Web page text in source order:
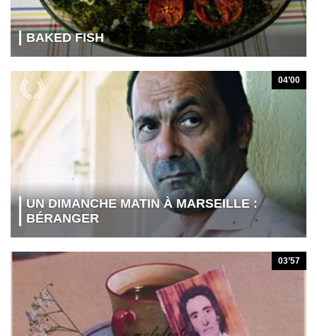
BAKED FISH
UN DIMANCHE MATIN À MARSEILLE :
BÉRANGER
04’00
03’57